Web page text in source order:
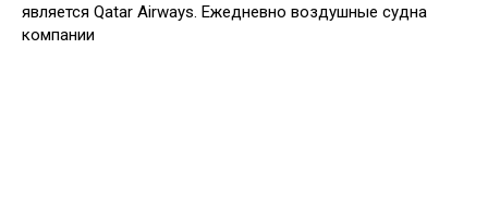
является Qatar Airways. Ежедневно воздушные судна
компании